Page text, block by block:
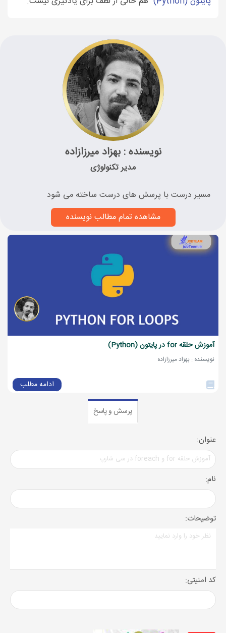
نویسنده : بهزاد میرزازاده
مدیر تکنولوژی
مسیر درست با پرسش های درست ساخته می شود
مشاهده تمام مطالب نویسنده
آموزش حلقه for در پایتون (Python)
نویسنده : بهزاد میرزازاده
ادامه مطلب
پرسش و پاسخ
عنوان:
نام:
توضیحات:
کد امنیتی: